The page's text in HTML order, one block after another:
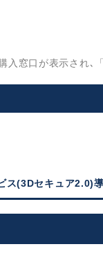
窓口が表示され､
ス(3Dセキュア2.0)